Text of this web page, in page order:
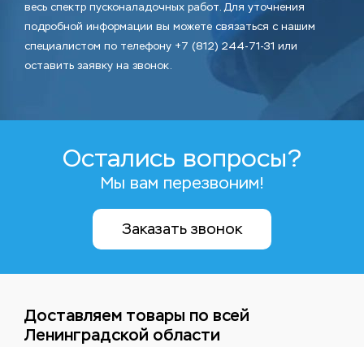
весь спектр пусконаладочных работ. Для уточнения
подробной информации вы можете связаться с нашим
специалистом по телефону +7 (812) 244-71-31 или
оставить заявку на звонок.
Остались вопросы?
Мы вам перезвоним!
Заказать звонок
Доставляем товары по всей
Ленинградской области